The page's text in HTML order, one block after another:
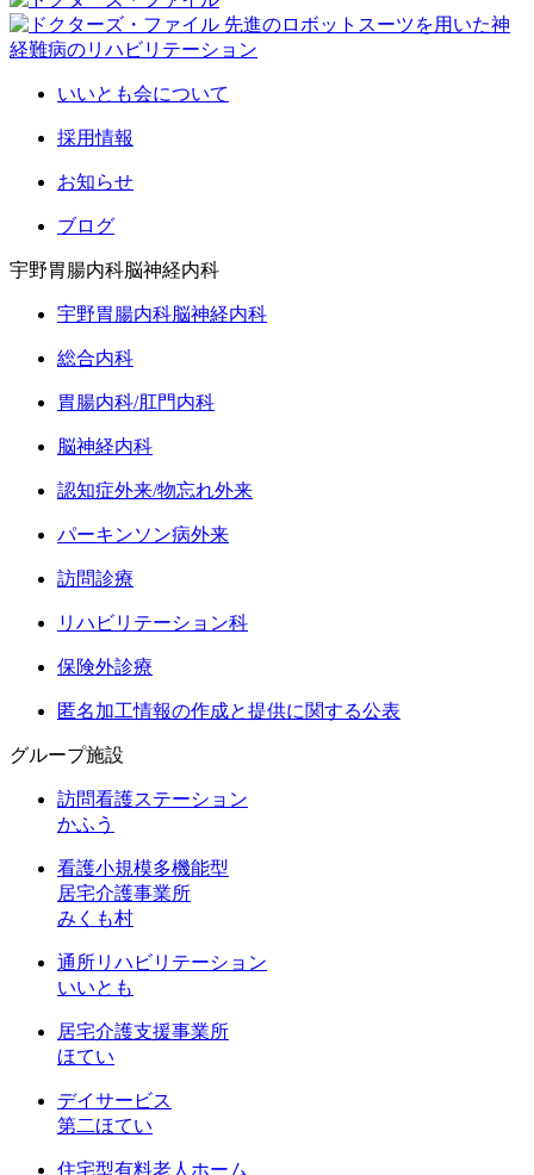
いいとも会について
採用情報
お知らせ
ブログ
宇野胃腸内科脳神経内科
宇野胃腸内科脳神経内科
総合内科
胃腸内科/肛門内科
脳神経内科
認知症外来/物忘れ外来
パーキンソン病外来
訪問診療
リハビリテーション科
保険外診療
匿名加工情報の作成と提供に関する公表
グループ施設
訪問看護ステーション
かふう
看護小規模多機能型
居宅介護事業所
みくも村
通所リハビリテーション
いいとも
居宅介護支援事業所
ほてい
デイサービス
第二ほてい
住宅型有料老人ホーム